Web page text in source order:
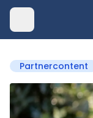
Partnercontent